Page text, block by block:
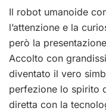
Il robot umanoide
l’attenzione e la
però la
Accolto con
diventato il vero
perfezione lo spirito
diretta con la